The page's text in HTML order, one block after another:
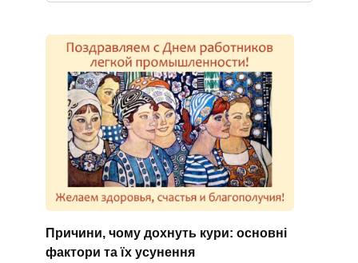
Причини, чому дохнуть кури: основні
фактори та їх усунення